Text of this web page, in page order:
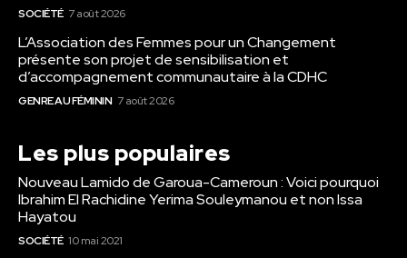
SOCIÉTÉ 7 août 2026
L’Association des Femmes pour un Changement
présente son projet de sensibilisation et
d’accompagnement communautaire à la CDHC
GENRE AU FÉMININ 7 août 2026
Les plus populaires
Nouveau Lamido de Garoua-Cameroun : Voici pourquoi
Ibrahim El Rachidine Yerima Souleymanou et non Issa
Hayatou
SOCIÉTÉ 10 mai 2021